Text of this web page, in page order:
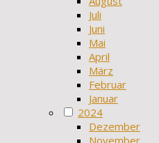
Juli
Juni
Mai
April
März
Februar
Januar
2024
Dezember